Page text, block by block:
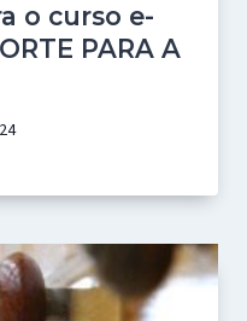
o curso e-
PARA A